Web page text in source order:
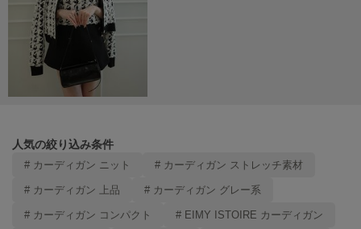
ミチュ コケット
MIESROHE
ミースロエ
ミーエスミーム
ミラオーウェン
モワージュ
人気の絞り込み条件
# カーディガン ニット # カーディガン ストレッチ素材
# カーディガン 上品 # カーディガン グレー系
# カーディガン コンパクト # EIMY ISTOIRE カーディガン